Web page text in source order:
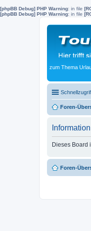
[phpBB Debug] PHP Warning: in file
[phpBB Debug] PHP Warning: in file
zum Thema
Foren-
Information
Dieses Board
Foren-